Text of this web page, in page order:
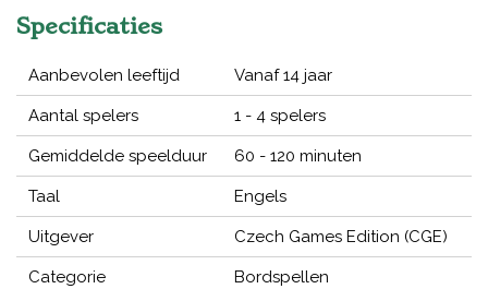
Specificaties
Aanbevolen leeftijd Vanaf 14 jaar
Aantal spelers 1 - 4 spelers
Gemiddelde speelduur 60 - 120 minuten
Taal Engels
Uitgever Czech Games Edition (CGE)
Categorie Bordspellen